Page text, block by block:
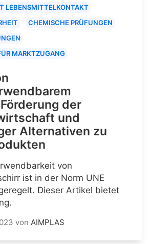
LEBENSMITTELKONTAKT
CHEMISCHE PRÜFUNGEN
MARKTZUGANG
der
und
Alternativen zu
von
ist in der Norm UNE
Dieser Artikel bietet
von AIMPLAS